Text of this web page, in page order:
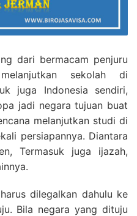
dari bermacam penjuru
sekolah di
juga Indonesia sendiri,
jadi negara tujuan buat
melanjutkan studi di
persiapannya. Diantara
Termasuk juga ijazah,
dilegalkan dahulu ke
Bila negara yang dituju